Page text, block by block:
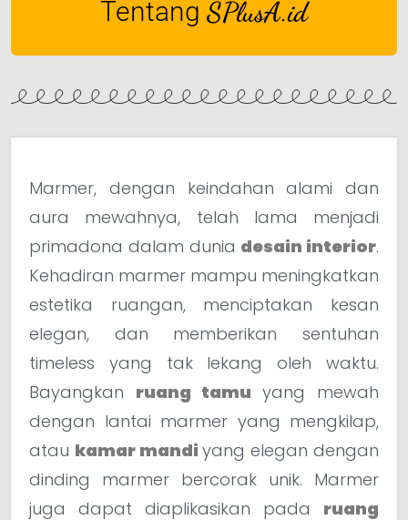
Tentang SPlusA.id
Marmer, dengan keindahan alami dan
aura mewahnya, telah lama menjadi
primadona dalam dunia desain interior.
Kehadiran marmer mampu meningkatkan
estetika ruangan, menciptakan kesan
elegan, dan memberikan sentuhan
timeless yang tak lekang oleh waktu.
Bayangkan ruang tamu yang mewah
dengan lantai marmer yang mengkilap,
atau kamar mandi yang elegan dengan
dinding marmer bercorak unik. Marmer
juga dapat diaplikasikan pada ruang